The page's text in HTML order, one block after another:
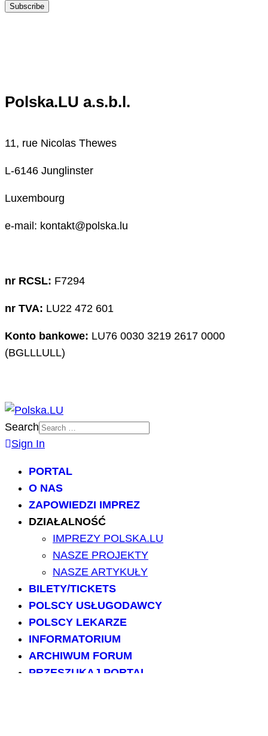
Subscribe
Polska.LU a.s.b.l.
11, rue Nicolas Thewes
L-6146 Junglinster
Luxembourg
e-mail: kontakt@polska.lu
nr RCSL: F7294
nr TVA: LU22 472 601
Konto bankowe: LU76 0030 3219 2617 0000
(BGLLLULL)
Search
Sign In
PORTAL
O NAS
ZAPOWIEDZI IMPREZ
DZIAŁALNOŚĆ
IMPREZY POLSKA.LU
NASZE PROJEKTY
NASZE ARTYKUŁY
BILETY/TICKETS
POLSCY USŁUGODAWCY
POLSCY LEKARZE
INFORMATORIUM
ARCHIWUM FORUM
PRZESZUKAJ PORTAL